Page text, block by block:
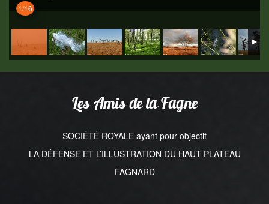
1/16
Les Amis de la Fagne
SOCIÉTÉ ROYALE ayant pour objectif
LA DÉFENSE ET L’ILLUSTRATION DU HAUT-PLATEAU
FAGNARD